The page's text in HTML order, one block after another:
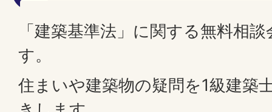
「建築基準法」に関する無料相
す。
住まいや建築物の疑問を1級建築